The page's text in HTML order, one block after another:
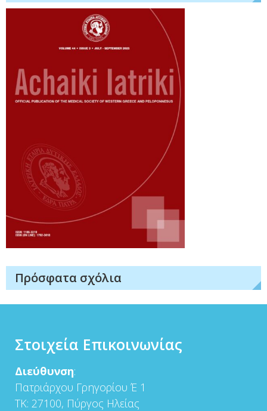
Πρόσφατα σχόλια
Στοιχεία Επικοινωνίας
Διεύθυνση:
Πατριάρχου Γρηγορίου Έ 1
ΤΚ: 27100, Πύργος Ηλείας